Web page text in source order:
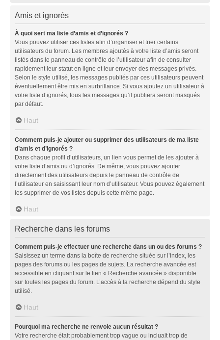
Amis et ignorés
À quoi sert ma liste d’amis et d’ignorés ?
Vous pouvez utiliser ces listes afin d’organiser et trier certains
utilisateurs du forum. Les membres ajoutés à votre liste d’amis seront
listés dans le panneau de contrôle de l’utilisateur afin de consulter
rapidement leur statut en ligne et leur envoyer des messages privés.
Selon le style utilisé, les messages publiés par ces utilisateurs peuvent
éventuellement être mis en surbrillance. Si vous ajoutez un utilisateur à
votre liste d’ignorés, tous les messages qu’il publiera seront masqués
par défaut.
Haut
Comment puis-je ajouter ou supprimer des utilisateurs de ma liste
d’amis et d’ignorés ?
Dans chaque profil d’utilisateurs, un lien vous permet de les ajouter à
votre liste d’amis ou d’ignorés. De même, vous pouvez ajouter
directement des utilisateurs depuis le panneau de contrôle de
l’utilisateur en saisissant leur nom d’utilisateur. Vous pouvez également
les supprimer de vos listes depuis cette même page.
Haut
Recherche dans les forums
Comment puis-je effectuer une recherche dans un ou des forums ?
Saisissez un terme dans la boîte de recherche située sur l’index, les
pages des forums ou les pages de sujets. La recherche avancée est
accessible en cliquant sur le lien « Recherche avancée » disponible
sur toutes les pages du forum. L’accès à la recherche dépend du style
utilisé.
Haut
Pourquoi ma recherche ne renvoie aucun résultat ?
Votre recherche était probablement trop vague ou incluait trop de